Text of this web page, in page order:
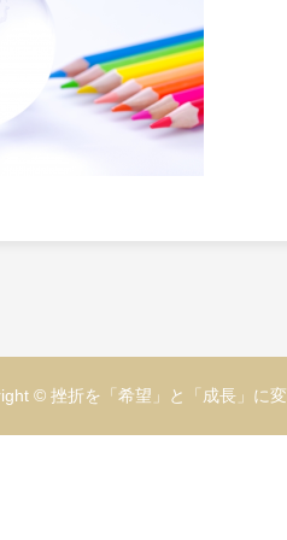
© 挫折を「希望」と「成長」に